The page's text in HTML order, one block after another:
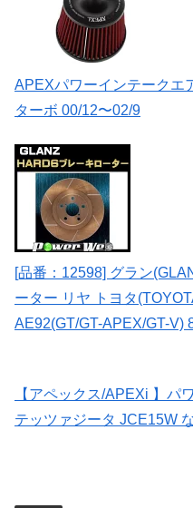
APEXパワーインテークエ
ターボ 00/12〜02/9
[品番：12598] グラン
ーター リヤ トヨタ
AE92(GT/GT-APEX/GT-V)
【アペックス/APEXi 】パ
テッツァジータ JCE15W